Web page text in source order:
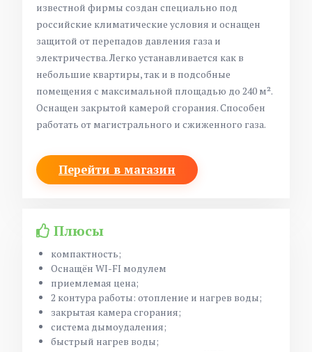
известной фирмы создан специально под
российские климатические условия и оснащен
защитой от перепадов давления газа и
электричества. Легко устанавливается как в
небольшие квартиры, так и в подсобные
помещения с максимальной площадью до 240 м².
Оснащен закрытой камерой сгорания. Способен
работать от магистрального и сжиженного газа.
Перейти в магазин
Плюсы
компактность;
Оснащён WI-FI модулем
приемлемая цена;
2 контура работы: отопление и нагрев воды;
закрытая камера сгорания;
система дымоудаления;
быстрый нагрев воды;